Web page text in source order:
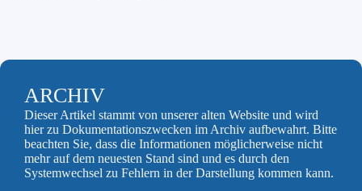
ARCHIV
Dieser Artikel stammt von unserer alten Website und wird
hier zu Dokumentationszwecken im Archiv aufbewahrt. Bitte
beachten Sie, dass die Informationen möglicherweise nicht
mehr auf dem neuesten Stand sind und es durch den
Systemwechsel zu Fehlern in der Darstellung kommen kann.